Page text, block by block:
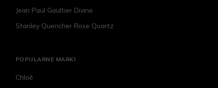
Jean Paul Gaultier Divine
Stanley Quencher Rose Quartz
POPULARNE MARKI
Chloé